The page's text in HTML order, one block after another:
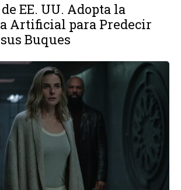
EE. UU. Adopta la
Artificial para Predecir
Buques